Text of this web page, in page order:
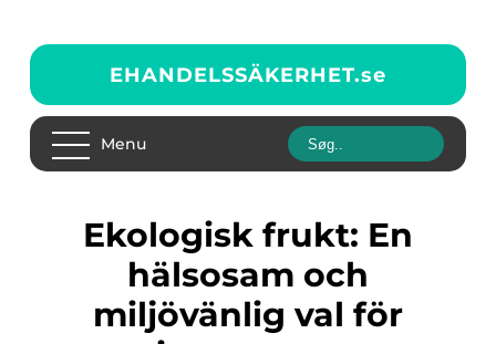
EHANDELSSÄKERHET.se
Menu
Ekologisk frukt: En
hälsosam och
miljövänlig val för